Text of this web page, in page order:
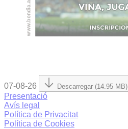
07-08-26 Descarregar (14.95 MB)
Presentació
Avís legal
Política de Privacitat
Política de Cookies